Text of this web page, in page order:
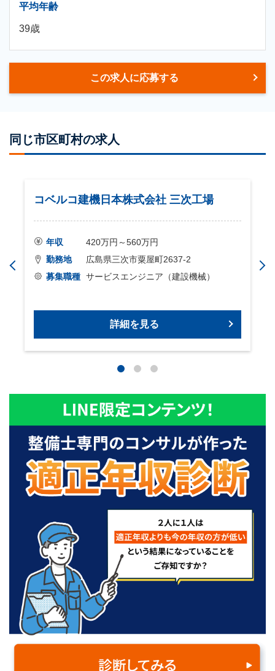
平均年齢
39歳
この求人に応募する
同じ市区町村の求人
コベルコ建機日本株式会社 三次工場
年収
420万円～560万円
勤務地
広島県三次市粟屋町2637-2
募集職種 サービスエンジニア（建設機械）
詳細を見る